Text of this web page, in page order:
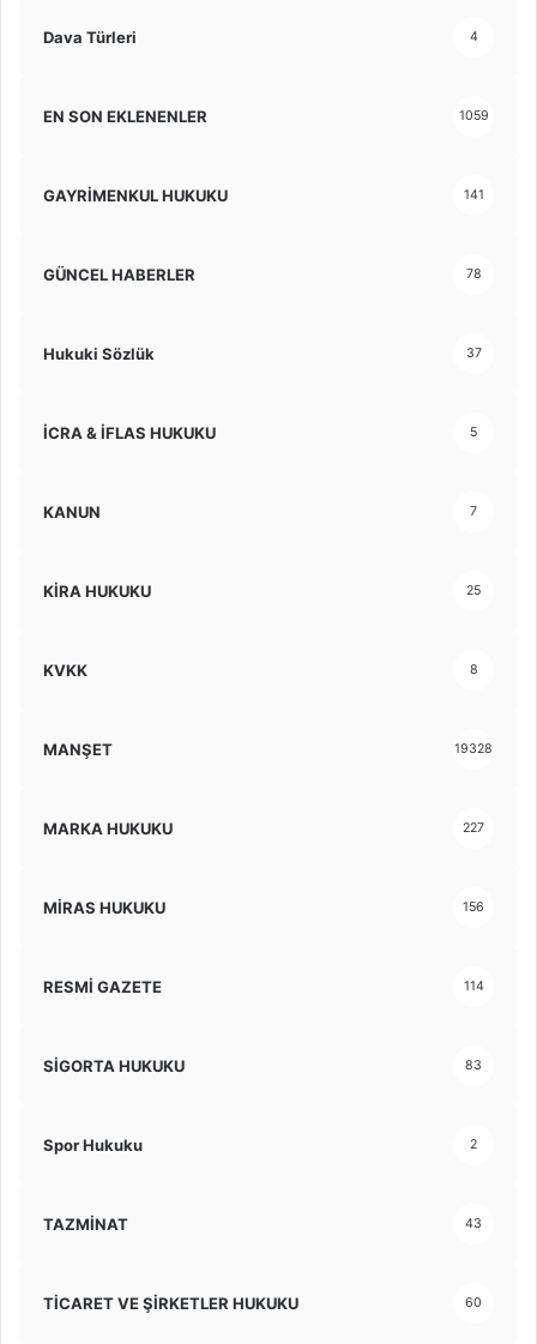
Dava Türleri 4
EN SON EKLENENLER 1059
GAYRİMENKUL HUKUKU 141
GÜNCEL HABERLER 78
Hukuki Sözlük 37
İCRA & İFLAS HUKUKU 5
KANUN 7
KİRA HUKUKU 25
KVKK 8
MANŞET 19328
MARKA HUKUKU 227
MİRAS HUKUKU 156
RESMİ GAZETE 114
SİGORTA HUKUKU 83
Spor Hukuku 2
TAZMİNAT 43
TİCARET VE ŞİRKETLER HUKUKU 60